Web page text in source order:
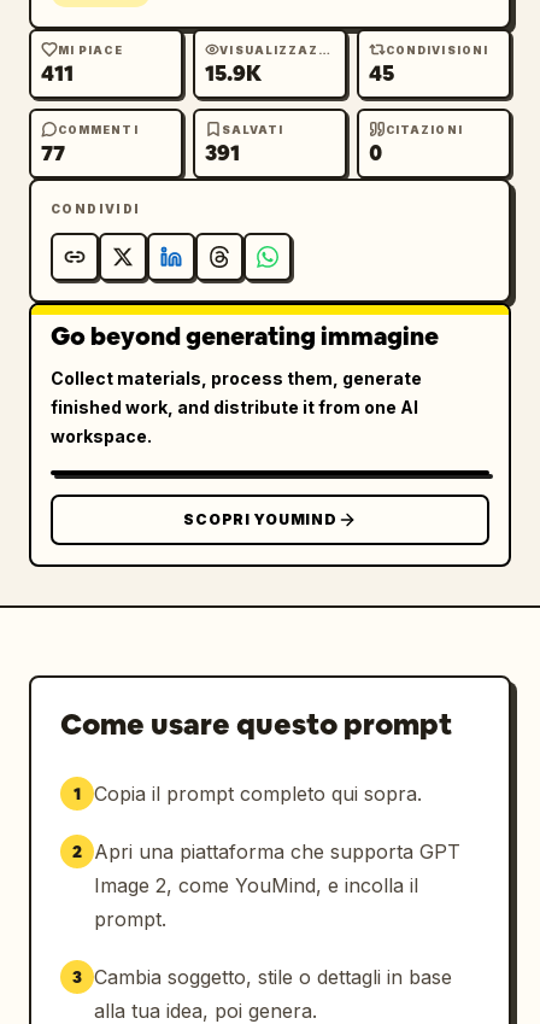
MI PIACE
411
VISUALIZZAZIONI
15.9K
CONDIVISIONI
45
COMMENTI
77
SALVATI
391
CITAZIONI
0
CONDIVIDI
Go beyond generating immagine
Collect materials, process them, generate
finished work, and distribute it from one AI
workspace.
SCOPRI YOUMIND
Come usare questo prompt
1 Copia il prompt completo qui sopra.
2
Apri una piattaforma che supporta GPT
Image 2, come YouMind, e incolla il
prompt.
3 Cambia soggetto, stile o dettagli in base
alla tua idea, poi genera.